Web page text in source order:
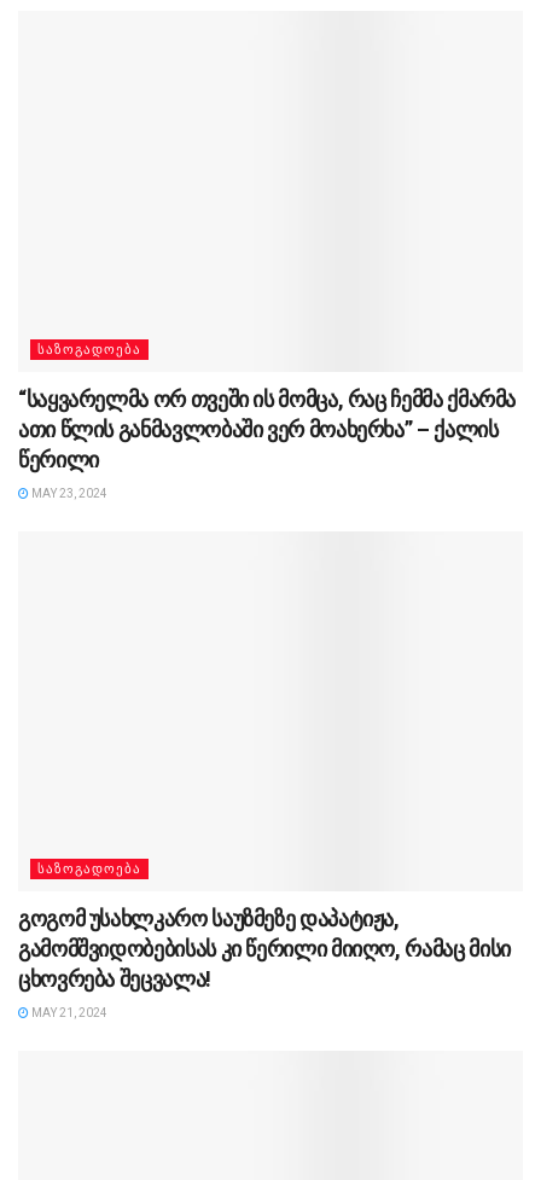
ᲡᲐᲖᲝᲒᲐᲓᲝᲔᲑᲐ
“საყვარელმა ორ თვეში ის მომცა, რაც ჩემმა ქმარმა
ათი წლის განმავლობაში ვერ მოახერხა” – ქალის
წერილი
MAY 23, 2024
ᲡᲐᲖᲝᲒᲐᲓᲝᲔᲑᲐ
გოგომ უსახლკარო საუზმეზე დაპატიჟა,
გამომშვიდობებისას კი წერილი მიიღო, რამაც მისი
ცხოვრება შეცვალა!
MAY 21, 2024